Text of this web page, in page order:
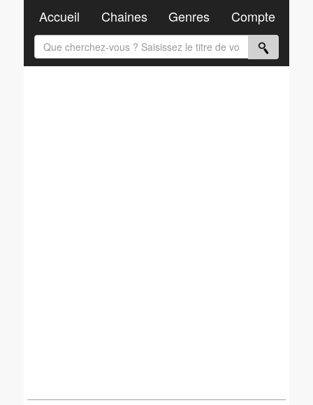
Accueil Chaines Genres Compte